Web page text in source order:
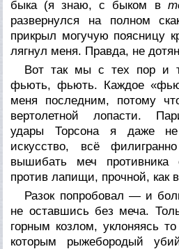
быка (я знаю, с быком в
развернулся на полном
прикрыл могучую поясницу
лягнул меня. Правда, не
Вот так мы с тех пор и
фьють, фьють. Каждое
меня последним, потому
вертолетной лопасти.
удары Торсона я даже
искусство, всё
вышибать меч противника
против лапищи, прочной, как
Разок попробовал — и
не оставшись без меча.
горным козлом, уклоняясь
которым рыжебородый